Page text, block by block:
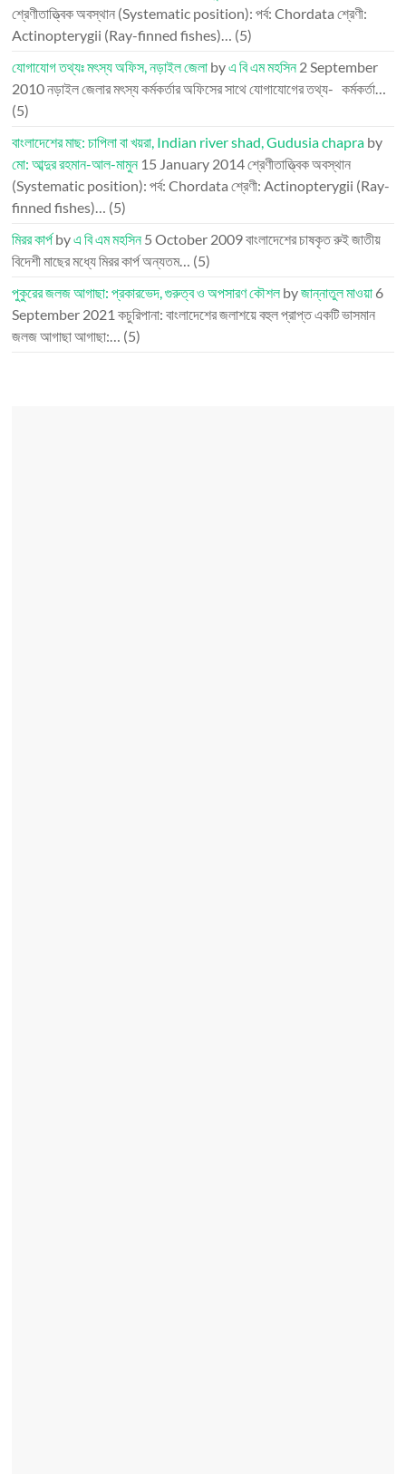
শ্রেণীতাত্ত্বিক অবস্থান (Systematic position): পর্ব: Chordata শ্রেণী:
Actinopterygii (Ray-finned fishes)… (5)
যোগাযোগ তথ্যঃ মৎস্য অফিস, নড়াইল জেলা byএ বি এম মহসিন2 September
2010নড়াইল জেলার মৎস্য কর্মকর্তার অফিসের সাথে যোগাযোগের তথ্য- কর্মকর্তা…
(5)
বাংলাদেশের মাছ: চাপিলা বা খয়রা, Indian river shad, Gudusia chapra by
মো: আব্দুর রহমান-আল-মামুন 15 January 2014শ্রেণীতাত্ত্বিক অবস্থান
(Systematic position): পর্ব: Chordata শ্রেণী: Actinopterygii (Ray-
finned fishes)… (5)
মিরর কার্পbyএ বি এম মহসিন5 October 2009বাংলাদেশের চাষকৃত রুই জাতীয়
বিদেশী মাছের মধ্যে মিরর কার্প অন্যতম… (5)
পুকুরের জলজ আগাছা: প্রকারভেদ, গুরুত্ব ও অপসারণ কৌশলbyজান্নাতুল মাওয়া 6
September 2021 কচুরিপানা: বাংলাদেশের জলাশয়ে বহুল প্রাপ্ত একটি ভাসমান
জলজ আগাছা আগাছা:… (5)